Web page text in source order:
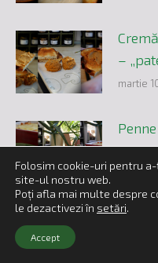
–
martie
© 2025 BoglarChamp
Folosim cookie-uri pentru
site-ul nostru web.
Poți afla mai multe despre
le dezactivezi în setări.
Accept